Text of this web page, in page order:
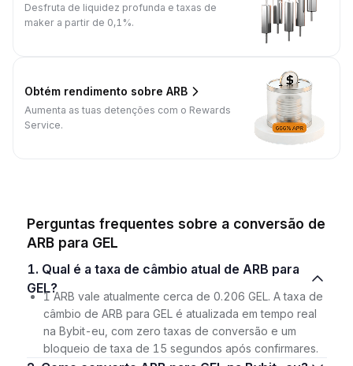
Desfruta de liquidez profunda e taxas de
maker a partir de 0,1%.
Obtém rendimento sobre ARB
Aumenta as tuas detenções com o Rewards
Service.
Perguntas frequentes sobre a conversão de
ARB para GEL
1. Qual é a taxa de câmbio atual de ARB para
GEL?
1 ARB vale atualmente cerca de 0.206 GEL. A taxa de
câmbio de ARB para GEL é atualizada em tempo real
na Bybit-eu, com zero taxas de conversão e um
bloqueio de taxa de 15 segundos após confirmares.